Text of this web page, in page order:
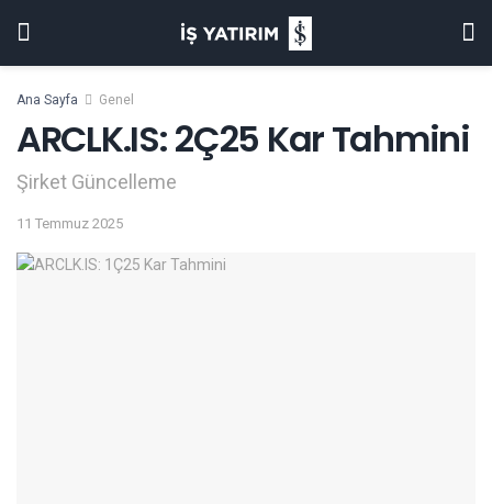
Ana Sayfa Genel
ARCLK.IS: 2Ç25 Kar Tahmini
Şirket Güncelleme
11 Temmuz 2025